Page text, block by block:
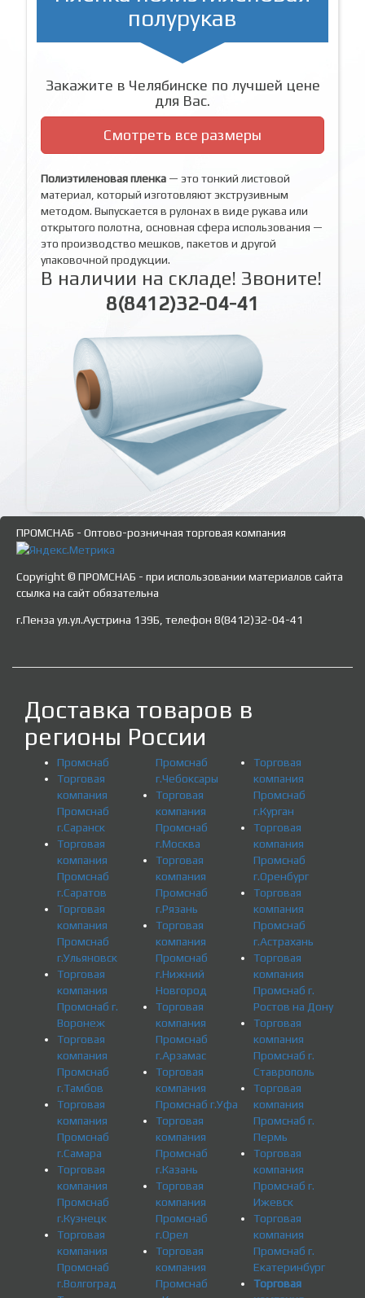
полурукав
Закажите в Челябинске по лучшей цене
для Вас.
Смотреть все размеры
Полиэтиленовая пленка — это тонкий листовой
материал, который изготовляют экструзивным
методом. Выпускается в рулонах в виде рукава или
открытого полотна, основная сфера использования —
это производство мешков, пакетов и другой
упаковочной продукции.
В наличии на складе! Звоните!
8(8412)32-04-41
ПРОМСНАБ - Оптово-розничная торговая компания
Copyright © ПРОМСНАБ - при использовании материалов сайта
ссылка на сайт обязательна
г.Пенза ул.ул.Аустрина 139Б, телефон 8(8412)32-04-41
Доставка товаров в
регионы России
Промснаб
Торговая
компания
Промснаб
г.Саранск
Торговая
компания
Промснаб
г.Саратов
Торговая
компания
Промснаб
г.Ульяновск
Торговая
компания
Промснаб г.
Воронеж
Торговая
компания
Промснаб
г.Тамбов
Торговая
компания
Промснаб
г.Самара
Торговая
компания
Промснаб
г.Кузнецк
Торговая
компания
Промснаб
г.Волгоград
Промснаб
г.Чебоксары
Торговая
компания
Промснаб
г.Москва
Торговая
компания
Промснаб
г.Рязань
Торговая
компания
Промснаб
г.Нижний
Новгород
Торговая
компания
Промснаб
г.Арзамас
Торговая
компания
Промснаб г.Уфа
Торговая
компания
Промснаб
г.Казань
Торговая
компания
Промснаб
г.Орел
Торговая
компания
Промснаб
Торговая
компания
Промснаб
г.Курган
Торговая
компания
Промснаб
г.Оренбург
Торговая
компания
Промснаб
г.Астрахань
Торговая
компания
Промснаб г.
Ростов на Дону
Торговая
компания
Промснаб г.
Ставрополь
Торговая
компания
Промснаб г.
Пермь
Торговая
компания
Промснаб г.
Ижевск
Торговая
компания
Промснаб г.
Екатеринбург
Торговая